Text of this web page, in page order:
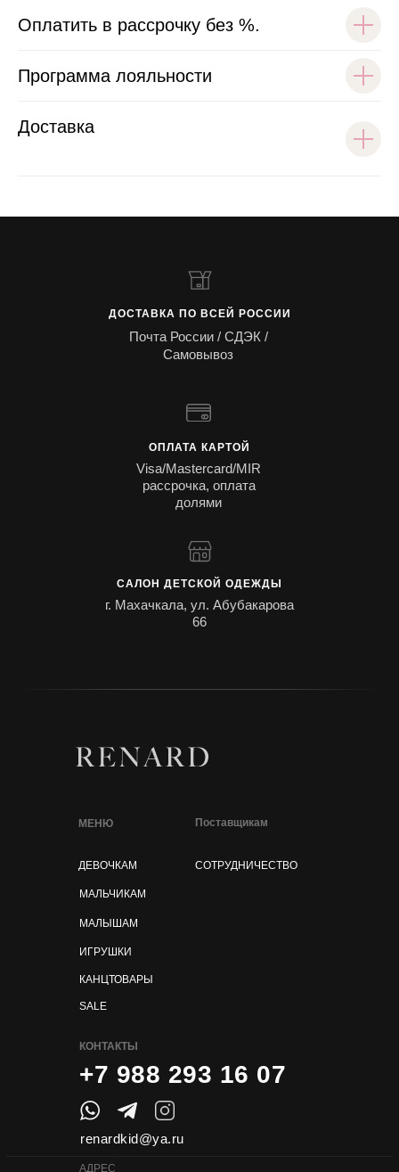
Оплатить в рассрочку без %.
Программа лояльности
Доставка
ОПЛАТА КАРТОЙ
Visa/Mastercard/MIR
рассрочка, оплата
долями
ДОСТАВКА ПО ВСЕЙ РОССИИ
Почта России / СДЭК /
Самовывоз
САЛОН ДЕТСКОЙ ОДЕЖДЫ
г. Махачкала, ул. Абубакарова
66
МЕНЮ
ДЕВОЧКАМ
МАЛЬЧИКАМ
МАЛЫШАМ
ИГРУШКИ
КАНЦТОВАРЫ
КОНТАКТЫ
+7 988 293 16 07
Поставщикам
renardkid@ya.ru
АДРЕС
СОТРУДНИЧЕСТВО
SALE